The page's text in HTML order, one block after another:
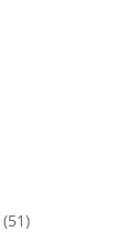
(51)